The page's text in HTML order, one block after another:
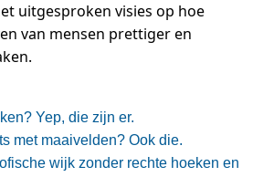
uitgesproken visies op hoe
van mensen prettiger en
Yep, die zijn er.
met maaivelden? Ook die.
wijk zonder rechte hoeken en